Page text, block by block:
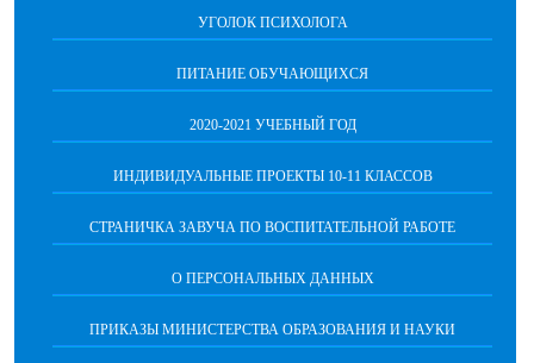
УГОЛОК ПСИХОЛОГА
ПИТАНИЕ ОБУЧАЮЩИХСЯ
2020-2021 УЧЕБНЫЙ ГОД
ИНДИВИДУАЛЬНЫЕ ПРОЕКТЫ 10-11 КЛАССОВ
СТРАНИЧКА ЗАВУЧА ПО ВОСПИТАТЕЛЬНОЙ РАБОТЕ
О ПЕРСОНАЛЬНЫХ ДАННЫХ
ПРИКАЗЫ МИНИСТЕРСТВА ОБРАЗОВАНИЯ И НАУКИ